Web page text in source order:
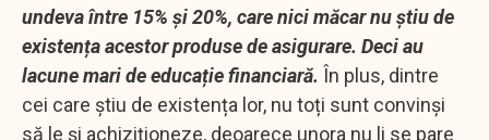
undeva între 15% și 20%, care nici măcar nu știu de
existența acestor produse de asigurare. Deci au
lacune mari de educație financiară. În plus, dintre
cei care știu de existența lor, nu toți sunt convinși
să le și achiziționeze, deoarece unora nu li se pare